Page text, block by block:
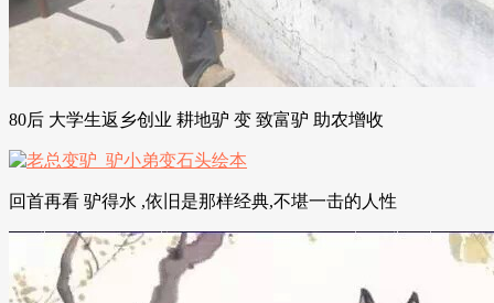
80后 大学生返乡创业 耕地驴 变 致富驴 助农增收
回首再看 驴得水 ,依旧是那样经典,不堪一击的人性